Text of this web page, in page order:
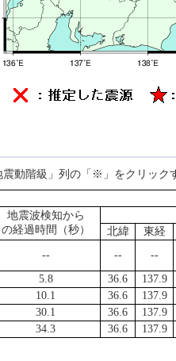
震動階級」列の「※」をクリック
地震波検知から
の経過時間（秒）
北緯
東経
-- --
--
5.8 36.6
137.9
10.1 36.6
137.9
30.1 36.6
137.9
34.3 36.6 137.9